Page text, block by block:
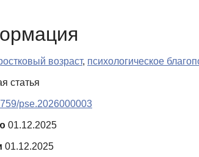
возраст, психологическое
статья
pse.2026000003
01.12.2025
01.12.2025